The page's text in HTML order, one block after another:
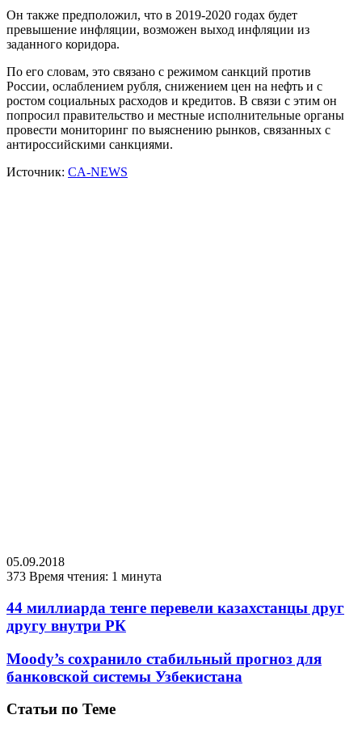
Он также предположил, что в 2019-2020 годах будет
превышение инфляции, возможен выход инфляции из
заданного коридора.
По его словам, это связано с режимом санкций против
России, ослаблением рубля, снижением цен на нефть и с
ростом социальных расходов и кредитов. В связи с этим он
попросил правительство и местные исполнительные органы
провести мониторинг по выяснению рынков, связанных с
антироссийскими санкциями.
Источник: CA-NEWS
05.09.2018
373 Время чтения: 1 минута
44 миллиарда тенге перевели казахстанцы друг
другу внутри РК
Moody’s сохранило стабильный прогноз для
банковской системы Узбекистана
Статьи по Теме